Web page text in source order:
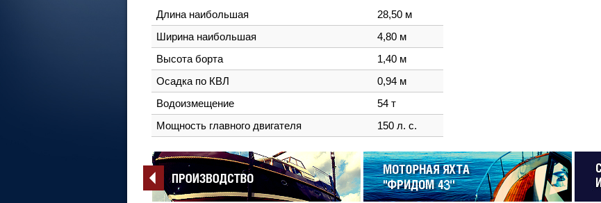
Длина наибольшая
28,50 м
Ширина наибольшая
4,80 м
Высота борта
1,40 м
Осадка по КВЛ
0,94 м
Водоизмещение
54 т
Мощность главного двигателя
150 л. с.